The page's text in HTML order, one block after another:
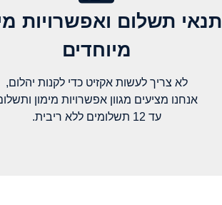
תנאי תשלום ואפשרויות
מיוחדים
לא צריך לעשות אקזיט כדי לקנות יהלום,
אנחנו מציעים מגוון אפשרויות מימון
עד 12 תשלומים ללא ריבית.